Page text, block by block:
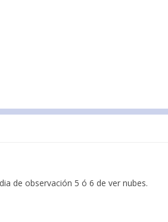
de observación 5 ó 6 de ver nubes.